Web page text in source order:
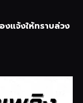
งแจ้งให้ทราบล่วง